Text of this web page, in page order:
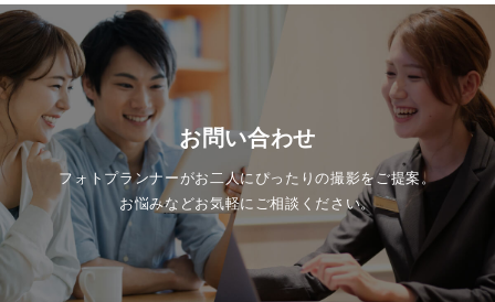
お問い合わせ
フォトプランナーがお二人にぴったりの撮影をご提案。
お悩みなどお気軽にご相談ください。